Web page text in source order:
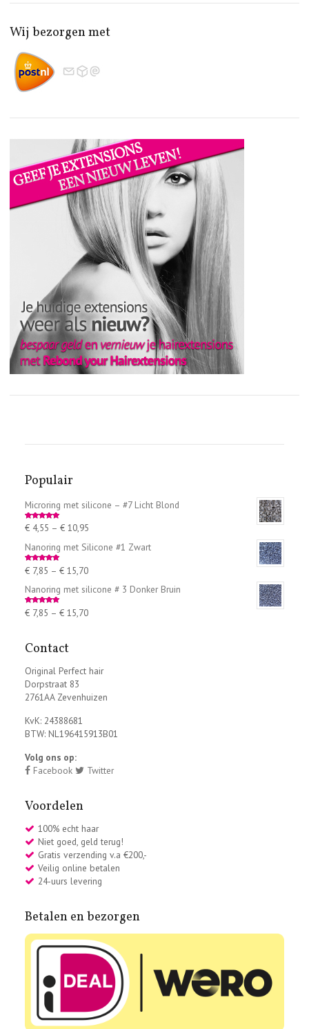
Wij bezorgen met
Populair
Microring met silicone – #7 Licht Blond
Rated5.00
out of 5
€4,55 – €10,95
Nanoring met Silicone #1 Zwart
Rated5.00
out of 5
€7,85 – €15,70
Nanoring met silicone # 3 Donker Bruin
Rated5.00
out of 5
€7,85 – €15,70
Contact
Original Perfect hair
Dorpstraat 83
2761AA Zevenhuizen
KvK: 24388681
BTW: NL196415913B01
Volg ons op:
Facebook
Twitter
Voordelen
100% echt haar
Niet goed, geld terug!
Gratis verzending v.a €200,-
Veilig online betalen
24-uurs levering
Betalen en bezorgen